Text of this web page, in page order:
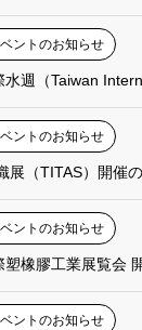
ントのお知らせ
週（Taiwan
ントのお知らせ
展（TITAS）開催
ントのお知らせ
塑橡膠工業展覧会
ントのお知らせ